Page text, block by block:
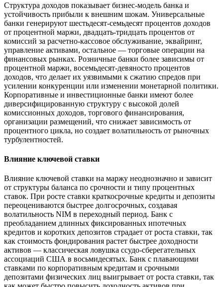
Структура доходов показывает бизнес-модель банка и
устойчивость прибыли к внешним шокам. Универсальные
банки генерируют шестьдесят-семьдесят процентов доходов
от процентной маржи, двадцать-тридцать процентов от
комиссий за расчетно-кассовое обслуживание, эквайринг,
управление активами, остальное — торговые операции на
финансовых рынках. Розничные банки более зависимы от
процентной маржи, восемьдесят-девяносто процентов
доходов, что делает их уязвимыми к сжатию спредов при
усилении конкуренции или изменении монетарной политики.
Корпоративные и инвестиционные банки имеют более
диверсифицированную структуру с высокой долей
комиссионных доходов, торгового финансирования,
организации размещений, что снижает зависимость от
процентного цикла, но создает волатильность от рыночных
турбулентностей.
Влияние ключевой ставки
Влияние ключевой ставки на маржу неоднозначно и зависит
от структуры баланса по срочности и типу процентных
ставок. При росте ставки краткосрочные кредиты и депозиты
переоцениваются быстрее долгосрочных, создавая
волатильность NIM в переходный период. Банк с
преобладанием длинных фиксированных ипотечных
кредитов и коротких депозитов страдает от роста ставки, так
как стоимость фондирования растет быстрее доходности
активов — классическая ловушка ссудо-сберегательных
ассоциаций США в восьмидесятых. Банк с плавающими
ставками по корпоративным кредитам и срочными
депозитами физических лиц выигрывает от роста ставки, так